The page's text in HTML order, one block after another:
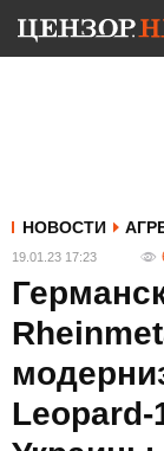
НОВОСТИ
19.01.23 17:23
Leopard-